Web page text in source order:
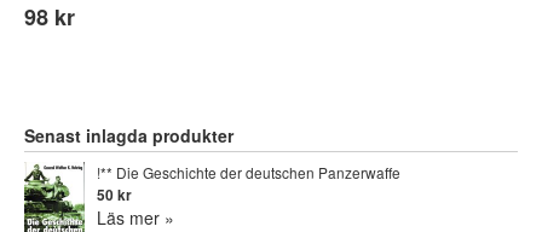
98 kr
Senast inlagda produkter
!** Die Geschichte der deutschen Panzerwaffe
50 kr
Läs mer »